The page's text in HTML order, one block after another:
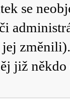
se
již